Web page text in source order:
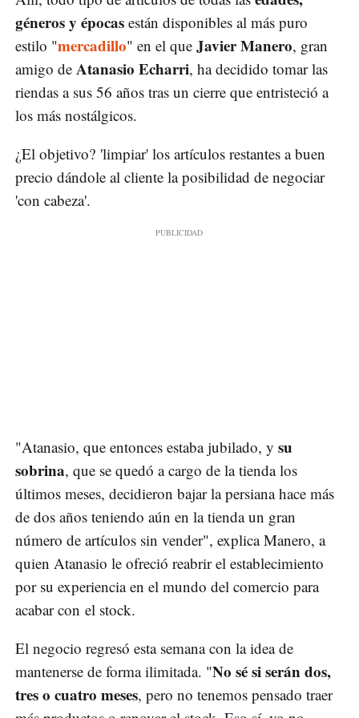
géneros y épocas están disponibles al más puro
estilo "mercadillo" en el que Javier Manero, gran
amigo de Atanasio Echarri, ha decidido tomar las
riendas a sus 56 años tras un cierre que entristeció a
los más nostálgicos.
¿El objetivo? 'limpiar' los artículos restantes a buen
precio dándole al cliente la posibilidad de negociar
'con cabeza'.
"Atanasio, que entonces estaba jubilado, y su
sobrina, que se quedó a cargo de la tienda los
últimos meses, decidieron bajar la persiana hace más
de dos años teniendo aún en la tienda un gran
número de artículos sin vender", explica Manero, a
quien Atanasio le ofreció reabrir el establecimiento
por su experiencia en el mundo del comercio para
acabar con el stock.
El negocio regresó esta semana con la idea de
mantenerse de forma ilimitada. "No sé si serán dos,
tres o cuatro meses, pero no tenemos pensado traer